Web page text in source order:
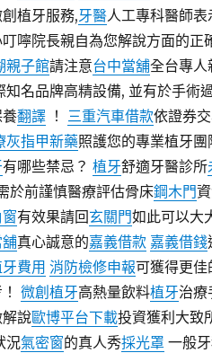
植牙服務,牙醫人工專科醫師表
嚀院長親自為您解說方面的正
親子館請注意台中當舖全台專人
知名品牌高精設備, 並有於手術
翻譯！ 三重汽車借款依證券
灰指甲新藥照護您的專業植牙
有哪些禁忌？ 植牙舒適牙醫診所
於前謹慎醫療評估骨床鋼木門
有效果請回玄關門如此可以大
真心誠意的嘉義借款 嘉義借錢
費用 消防檢修申報可獲得更佳
微創植牙高熱量飲料植牙治療
說歐博平台下載投資獲利大致
況氣密窗的真人秀採光罩一般